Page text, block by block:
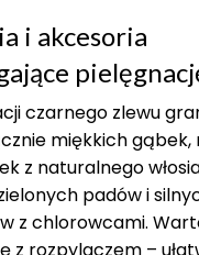
i akcesoria
czarnego zlewu
miękkich
z naturalnego
padów i
z chlorowcami.
z rozpylaczem –